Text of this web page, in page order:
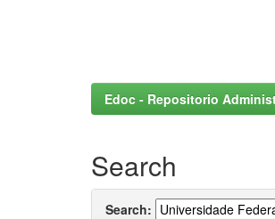
Edoc - Repositorio
Search
Search: